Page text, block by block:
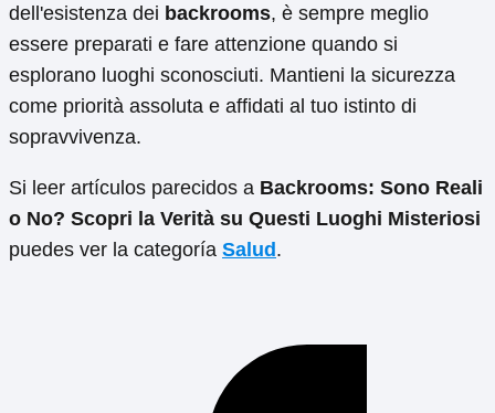
dell'esistenza dei backrooms, è sempre meglio
essere preparati e fare attenzione quando si
esplorano luoghi sconosciuti. Mantieni la sicurezza
come priorità assoluta e affidati al tuo istinto di
sopravvivenza.
Si leer artículos parecidos a Backrooms: Sono Reali
o No? Scopri la Verità su Questi Luoghi Misteriosi
puedes ver la categoría Salud.